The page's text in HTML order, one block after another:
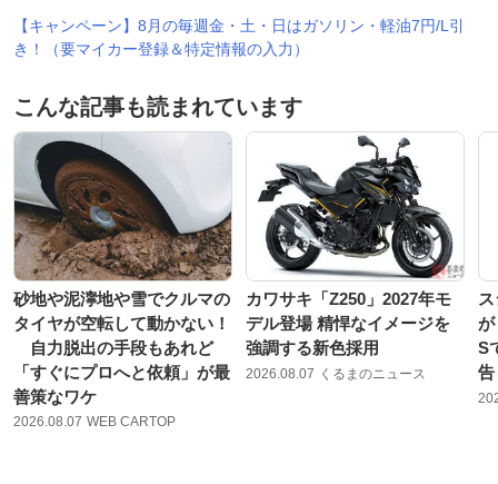
【キャンペーン】8月の毎週金・土・日はガソリン・軽油7円/L引
き！（要マイカー登録＆特定情報の入力）
こんな記事も読まれています
砂地や泥濘地や雪でクルマの
タイヤが空転して動かない！
自力脱出の手段もあれど
「すぐにプロへと依頼」が最
善策なワケ
2026.08.07 WEB CARTOP
カワサキ「Z250」2027年モ
デル登場 精悍なイメージを
強調する新色採用
2026.08.07 くるまのニュース
が
S
告